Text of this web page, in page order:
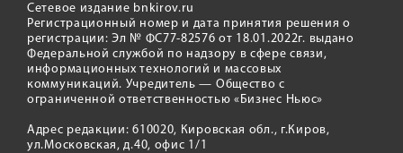
Сетевое издание bnkirov.ru
Регистрационный номер и дата принятия решения о
регистрации: Эл № ФС77-82576 от 18.01.2022г. выдано
Федеральной службой по надзору в сфере связи,
информационных технологий и массовых
коммуникаций. Учредитель — Общество с
ограниченной ответственностью «Бизнес Ньюс»
Адрес редакции: 610020, Кировская обл., г.Киров,
ул.Московская, д.40, офис 1/1